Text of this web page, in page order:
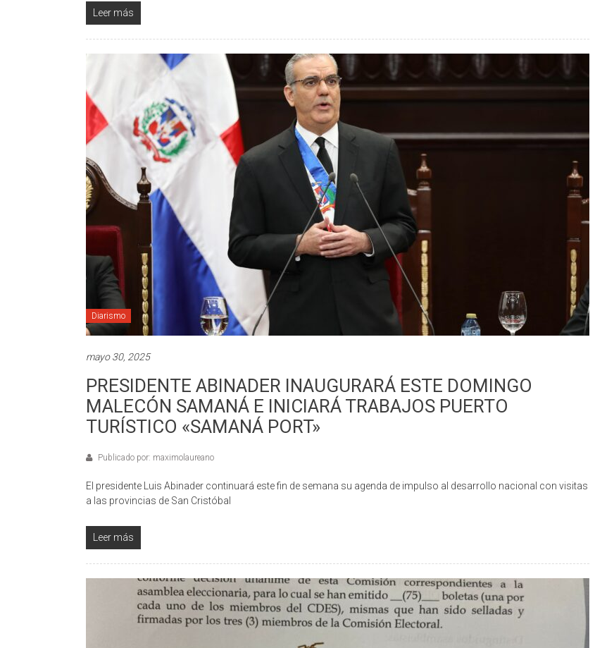
Leer más
Diarismo
mayo 30, 2025
PRESIDENTE ABINADER INAUGURARÁ ESTE DOMINGO
MALECÓN SAMANÁ E INICIARÁ TRABAJOS PUERTO
TURÍSTICO «SAMANÁ PORT»
Publicado por: maximolaureano
El presidente Luis Abinader continuará este fin de semana su agenda de impulso al desarrollo nacional con visitas
a las provincias de San Cristóbal
Leer más